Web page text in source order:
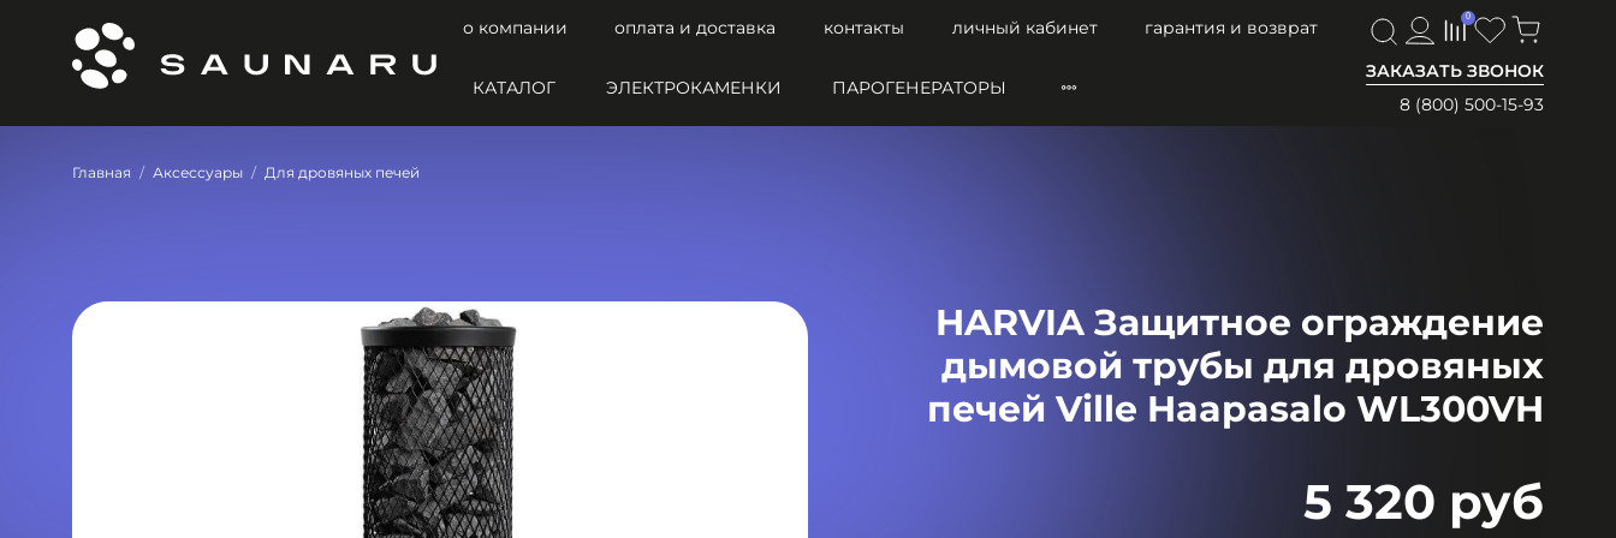
о компании оплата и доставка контакты личный кабинет
гарантия и возврат
ЗАКАЗАТЬ ЗВОНОК
8 (800) 500-15-93
0
КАТАЛОГ ЭЛЕКТРОКАМЕНКИ ПАРОГЕНЕРАТОРЫ
Главная Аксессуары Для дровяных печей
HARVIA Защитное ограждение
дымовой трубы для дровяных
печей Ville Haapasalo WL300VH
5 320 руб